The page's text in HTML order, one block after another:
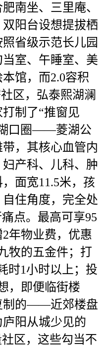
南坐、三里庵、
阳台设想提拔栖
省级示范长儿园
室、午睡室、美
馆，而2.0容积
区，弘泰熙湖澜
制了“推窗见
口圈——菱湖公
，其核心血管内
产科、儿科、肿
面宽11.5米，孩
住角度，完全处
点。最高可享95
年物业费，优惠
牧的五金件；打
时1小时以上；投
，即便临街楼
制的——近郊楼盘
阳从城少见的
区，这些勾当不